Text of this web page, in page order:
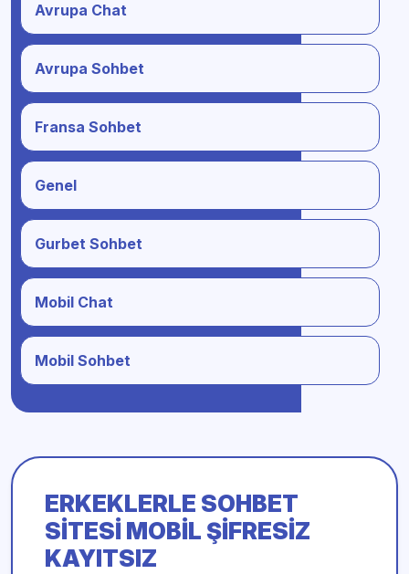
Avrupa Chat
Avrupa Sohbet
Fransa Sohbet
Genel
Gurbet Sohbet
Mobil Chat
Mobil Sohbet
ERKEKLERLE SOHBET
SITESI MOBIL ŞIFRESIZ
KAYITSIZ